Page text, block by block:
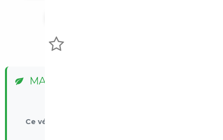
MALUS ÉCOLOGIQUE
Ce véhicule est exonéré du malus écologique